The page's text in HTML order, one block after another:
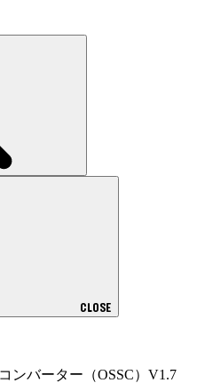
CLOSE
ンバーター（OSSC）V1.7